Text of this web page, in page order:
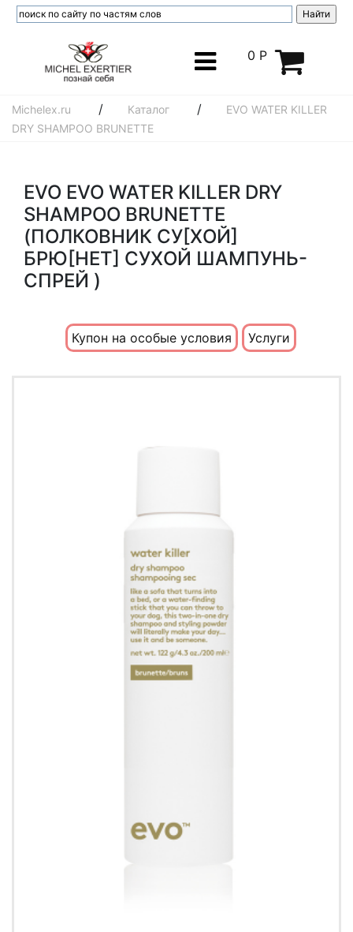
0 Р
Michelex.ru / Каталог /
EVO WATER KILLER
DRY SHAMPOO BRUNETTE
EVO EVO WATER KILLER DRY
SHAMPOO BRUNETTE
(ПОЛКОВНИК СУ[ХОЙ]
БРЮ[НЕТ] СУХОЙ ШАМПУНЬ-
СПРЕЙ )
Купон на особые условия Услуги